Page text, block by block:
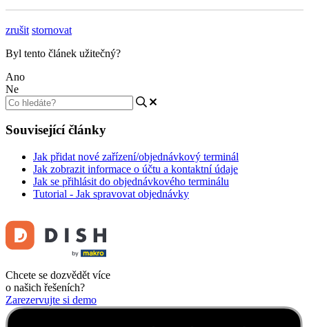
zrušit stornovat
Byl tento článek užitečný?
Ano
Ne
Související články
Jak přidat nové zařízení/objednávkový terminál
Jak zobrazit informace o účtu a kontaktní údaje
Jak se přihlásit do objednávkového terminálu
Tutorial - Jak spravovat objednávky
Chcete se dozvědět více
o našich řešeních?
Zarezervujte si demo